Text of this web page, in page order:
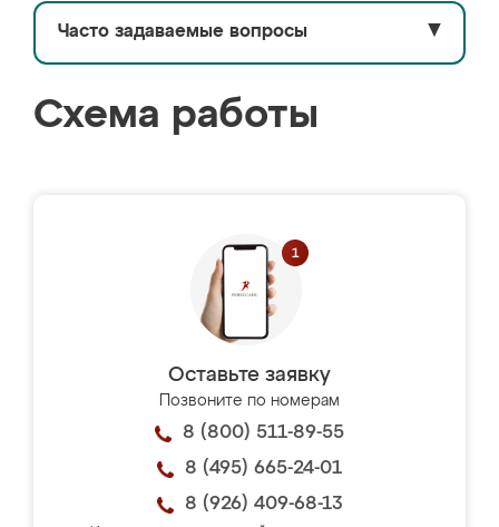
Часто задаваемые вопросы ▼
Схема работы
Оставьте заявку
Позвоните по номерам
8 (800) 511-89-55
8 (495) 665-24-01
8 (926) 409-68-13